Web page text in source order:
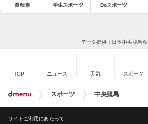
自転車 学生スポーツ Doスポーツ
データ提供：日本中央競馬会
TOP ニュース 天気 スポーツ
スポーツ 中央競馬
サイトご利用にあたって